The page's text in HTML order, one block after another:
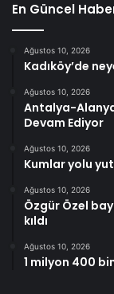
En Güncel
Ağustos 10, 2026
Kadıköy’de
Ağustos 10, 2026
Antalya-
Devam Ediyor
Ağustos 10, 2026
Kumlar yolu
Ağustos 10, 2026
Özgür Özel
kıldı
Ağustos 10, 2026
1 milyon 400